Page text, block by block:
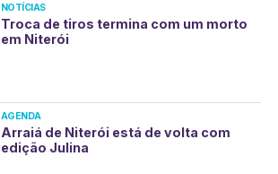
NOTÍCIAS
Troca de tiros termina com um morto
em Niterói
AGENDA
Arraiá de Niterói está de volta com
edição Julina